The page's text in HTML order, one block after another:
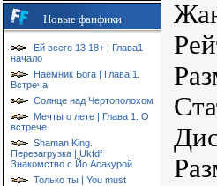
Новые фанфики
Ей всего 13 18+ | Глава1
начало
Наёмник Бога | Глава 1.
Встреча
Солнце над Чертополохом
Мечты о лете | Глава 1. О
встрече
Shaman King.
Перезагрузка | Ukfdf
Знакомство с Йо Асакурой
Только ты | You must